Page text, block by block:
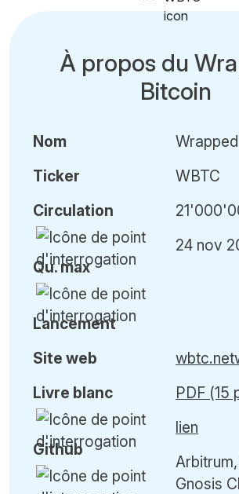
À propos du
Bitcoin
Nom
Ticker
Circulation
Qu.max
Lancement
WBTC
24 nov
Site web
Livre blanc
Github
PDF (15
lien
Gnosis